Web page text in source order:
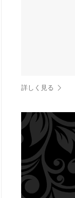
詳しく見る